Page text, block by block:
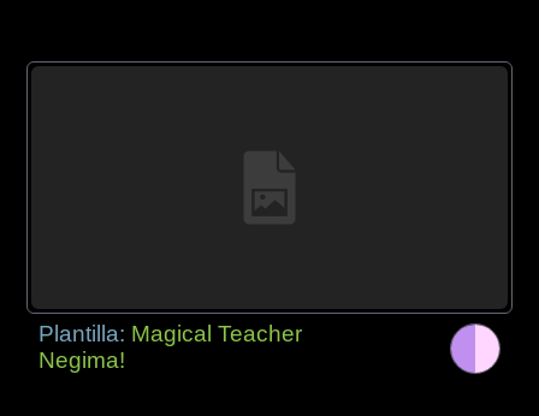
Plantilla: Magical Teacher
Negima!